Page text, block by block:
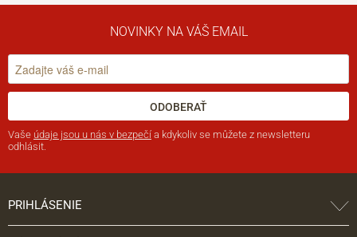
NOVINKY NA VÁŠ EMAIL
ODOBERAŤ
Vaše údaje jsou u nás v bezpečí a kdykoliv se můžete z newsletteru
odhlásit.
PRIHLÁSENIE